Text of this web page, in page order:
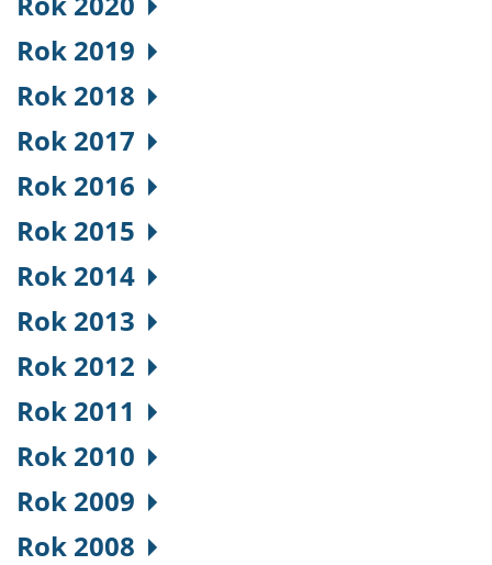
Rok 2019
Rok 2018
Rok 2017
Rok 2016
Rok 2015
Rok 2014
Rok 2013
Rok 2012
Rok 2011
Rok 2010
Rok 2009
Rok 2008